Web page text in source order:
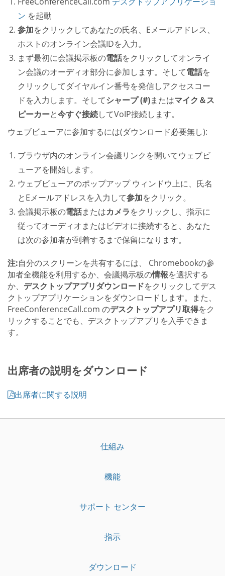
ン を起動
参加をクリックしてあなたの氏名、Eメールアドレス、
ホストのオンライン会議IDを入力。
まず最初に会議掲示板の電話をクリックしてオンライ
ン会議のオーディオ部分に参加します。そして電話を
クリックしてダイヤルイン番号を発信しアクセスコー
ドを入力します。そしてシャープ (#)またはマイク＆ス
ピーカーと今すぐ接続してVoIP接続します。
ウェブビューアに参加するには(ダウンロード必要無し):
ブラウザ内のオンライン会議リンクを開いてウェブビ
ューアを開始します。
ウェブビューアのポップアップ ウィンドウ上に、氏名
とEメールアドレスを入力して参加をクリック。
会議掲示板の電話またはカメラをクリックし、指示に
従ってオーディオまたはビデオに接続すると、あなた
は次の参加者が到着するまで保留になります。
注:自分のスクリーンを共有するには、 Chromebookの参
加者全機能を利用するか、会議掲示板の情報を選択する
か、 デスクトップアプリダウンロードをクリックしてデス
クトップアプリケーションをダウンロードします。また、
FreeConferenceCall.com のデスクトップアプリ取得をク
リックすることでも、デスクトップアプリを入手できま
す。
出席者の説明をダウンロード
出席者に関する説明
仕組み
機能
サポート センター
指示
ダウンロード